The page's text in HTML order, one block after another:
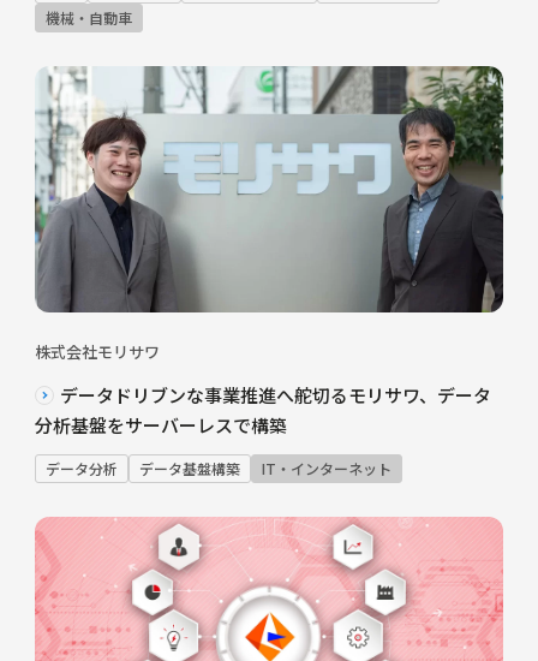
機械・自動車
株式会社モリサワ
データドリブンな事業推進へ舵切るモリサワ、データ
分析基盤をサーバーレスで構築
データ分析 データ基盤構築 IT・インターネット